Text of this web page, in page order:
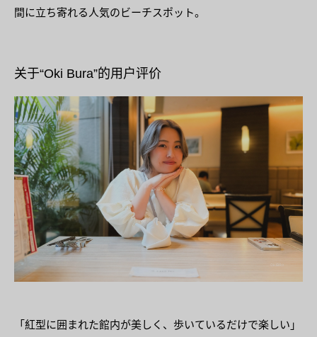
間に立ち寄れる人気のビーチスポット。
关于“Oki Bura”的用户评价
「紅型に囲まれた館内が美しく、歩いているだけで楽しい」